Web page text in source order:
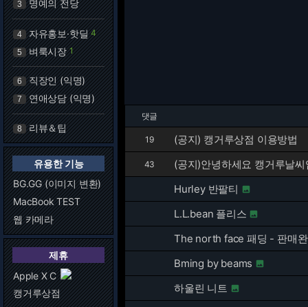
3 명예의 전당
4 자유홍보·핫딜 4
5 벼룩시장 1
6 직장인 (익명)
7 연애상담 (익명)
8 리뷰＆팁
유용한 기능
BG.GG (이미지 변환)
MacBook TEST
웹 카메라
제휴
Apple X C
캥거루상점
댓글
19 (공지) 캥거루상점 이용방법
43
(공지)안녕하세요 캥거루날
Hurley 반팔티

L.L.bean 플리스 
The north face 패딩 - 판매
Bming by beams 
하울린 니트 